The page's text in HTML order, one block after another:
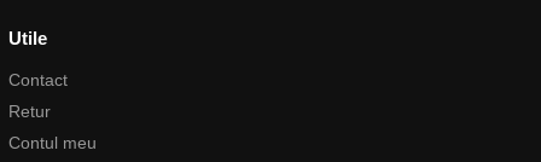
Utile
Contact
Retur
Contul meu